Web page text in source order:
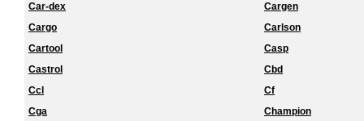
Car-dex
Cargen
Cargo
Carlson
Cartool
Casp
Castrol
Cbd
Ccl
Cf
Cga
Champion